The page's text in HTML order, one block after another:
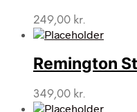
249,00 kr.
Remington
349,00 kr.